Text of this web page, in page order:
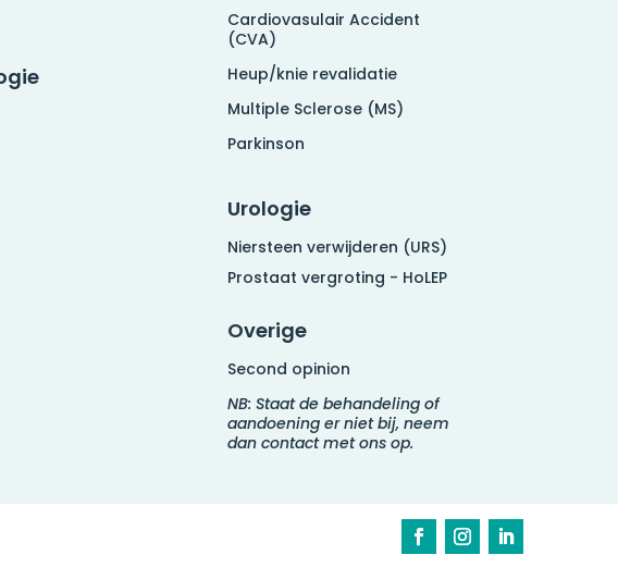
Cardiovasulair Accident
(CVA)
Heup/knie revalidatie
Multiple Sclerose (MS)
Parkinson
Urologie
Niersteen verwijderen (URS)
Prostaat vergroting - HoLEP
Overige
Second opinion
NB: Staat de behandeling of
aandoening er niet bij, neem
dan contact met ons op.